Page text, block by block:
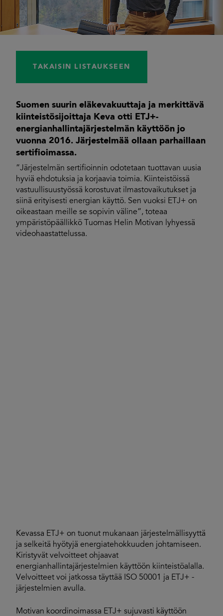
TAKAISIN LISTAUKSEEN
Suomen suurin eläkevakuuttaja ja merkittävä
kiinteistösijoittaja Keva otti ETJ+-
energianhallintajärjestelmän käyttöön jo
vuonna 2016. Järjestelmää ollaan parhaillaan
sertifioimassa.
”Järjestelmän sertifioinnin odotetaan tuottavan uusia
hyviä ehdotuksia ja korjaavia toimia. Kiinteistöissä
vastuullisuustyössä korostuvat ilmastovaikutukset ja
siinä erityisesti energian käyttö. Sen vuoksi ETJ+ on
oikeastaan meille se sopivin väline”, toteaa
ympäristöpäällikkö Tuomas Helin Motivan lyhyessä
videohaastattelussa.
Kevassa ETJ+ on tuonut mukanaan järjestelmällisyyttä
ja selkeitä hyötyjä energiatehokkuuden johtamiseen.
Kiristyvät velvoitteet ohjaavat
energianhallintajärjestelmien käyttöön kiinteistöalalla.
Velvoitteet voi jatkossa täyttää ISO 50001 ja ETJ+ -
järjestelmien avulla.
Motivan koordinoimassa ETJ+ sujuvasti käyttöön